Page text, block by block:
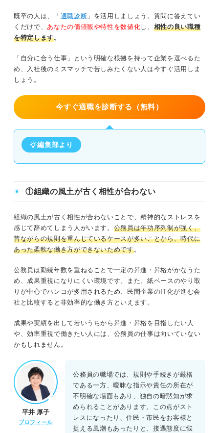
既卒の人は、「 適職診断 」を活用しましょう。質問に答えてい
くだけで、あなたの価値観や特性を数値化し、 相性の良い職種
を特定します。
「自分に合う仕事」という明確な根拠を持って企業を選べるた
め、入社後のミスマッチで苦しみたくない人は今すぐ活用しま
しょう。
今すぐ適職を診断する（無料）
編集部より
①組織の風土が古く相性が合わない
組織の風土が古く相性が合わないことで、精神的なストレスを
感じて辞めてしまう人がいます。 公務員は年功序列制が強く、
昔ながらの規則を重んじているケースが多いことから、時代に
あった柔軟な働き方ができないためです。
公務員は勤続年数を重ねることで一定の昇進・昇格がかなうた
め、成果重視になりにくい環境です。また、紙ベースのやり取
りが中心でハンコが多用されるため、民間企業のIT化が進む会
社と比較すると非効率的な働き方といえます。
成果や実績を出して若いうちから昇進・昇格を目指したい人
や、効率重視で働きたい人には、公務員の仕事は向いていない
かもしれません。
平井 厚子
プロフィール
公務員の職場では、規則や手続きが厳格
である一方、曖昧な指示や責任の所在が
不明確な場面もあり、独自の暗黙知が求
められることがあります。この点がスト
レスになったり、住民・市民をお客様と
捉える風潮もあったりと、接遇態度に悩